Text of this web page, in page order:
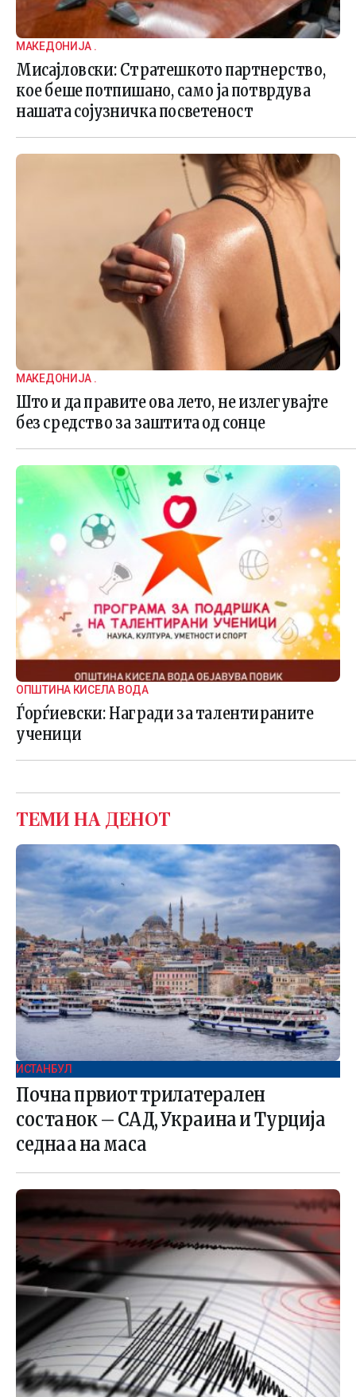
МАКЕДОНИЈА .
Мисајловски: Стратешкото партнерство,
кое беше потпишано, само ја потврдува
нашата сојузничка посветеност
МАКЕДОНИЈА .
Што и да правите ова лето, не излегувајте
без средство за заштита од сонце
ОПШТИНА КИСЕЛА ВОДА
Ѓорѓиевски: Награди за талентираните
ученици
ТЕМИ НА ДЕНОТ
ИСТАНБУЛ
Почна првиот трилатерален
состанок – САД, Украина и Турција
седнаа на маса